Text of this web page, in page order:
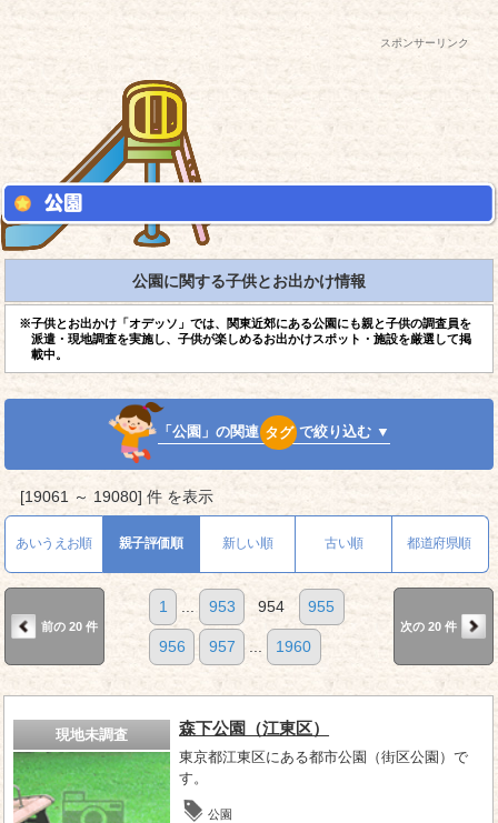
スポンサーリンク
公園に関する子供とお出かけ情報
※子供とお出かけ「オデッソ」では、関東近郊にある公園にも親と子供の調査員を
派遣・現地調査を実施し、子供が楽しめるお出かけスポット・施設を厳選して掲
載中。
「公園」の関連 タグ で絞り込む ▼
[19061 ～ 19080] 件 を表示
あいうえお順 親子評価順 新しい順 古い順 都道府県順
前の 20 件
1 ... 953 954 955
956 957 ... 1960
次の 20 件
現地未調査 森下公園（江東区）
東京都江東区にある都市公園（街区公園）で
す。
公園